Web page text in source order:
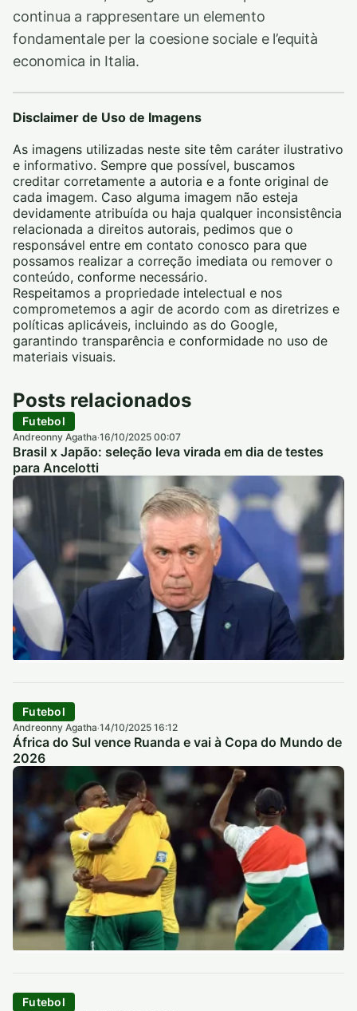
continua a rappresentare un elemento
fondamentale per la coesione sociale e l’equità
economica in Italia.
Disclaimer de Uso de Imagens
As imagens utilizadas neste site têm caráter ilustrativo
e informativo. Sempre que possível, buscamos
creditar corretamente a autoria e a fonte original de
cada imagem. Caso alguma imagem não esteja
devidamente atribuída ou haja qualquer inconsistência
relacionada a direitos autorais, pedimos que o
responsável entre em contato conosco para que
possamos realizar a correção imediata ou remover o
conteúdo, conforme necessário.
Respeitamos a propriedade intelectual e nos
comprometemos a agir de acordo com as diretrizes e
políticas aplicáveis, incluindo as do Google,
garantindo transparência e conformidade no uso de
materiais visuais.
Posts relacionados
Futebol
Andreonny Agatha·16/10/2025 00:07
Brasil x Japão: seleção leva virada em dia de testes
para Ancelotti
Futebol
Andreonny Agatha·14/10/2025 16:12
África do Sul vence Ruanda e vai à Copa do Mundo de
2026
Futebol